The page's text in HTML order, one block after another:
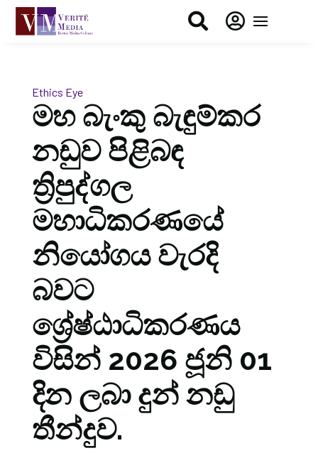
 
Ethics Eye
මහ බැංකු බැඳුම්කර
නඩුව පිළිබඳ
ත්‍රිපුද්ගල
මහාධිකරණයේ
නියෝගය වැරදි
බවට
ශ්‍රේෂ්ඨාධිකරණ‍ය
විසින් 2026 ජූනි 01
දින ලබා දුන් නඩු
තීන්දුව.